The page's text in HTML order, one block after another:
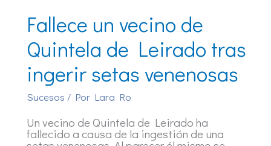
Fallece un vecino de
Quintela de Leirado tras
ingerir setas venenosas
Sucesos / Por Lara Ro
Un vecino de Quintela de Leirado ha
fallecido a causa de la ingestión de una